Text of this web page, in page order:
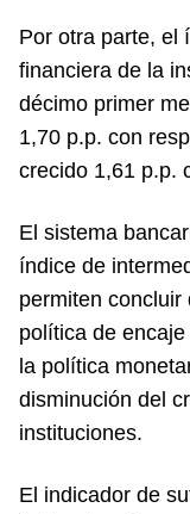
Por otra parte, el
financiera de la
décimo primer
1,70 p.p. con
crecido 1,61 p.p.
El sistema
índice de
permiten
política de
la política
disminución del
instituciones.
El indicador de